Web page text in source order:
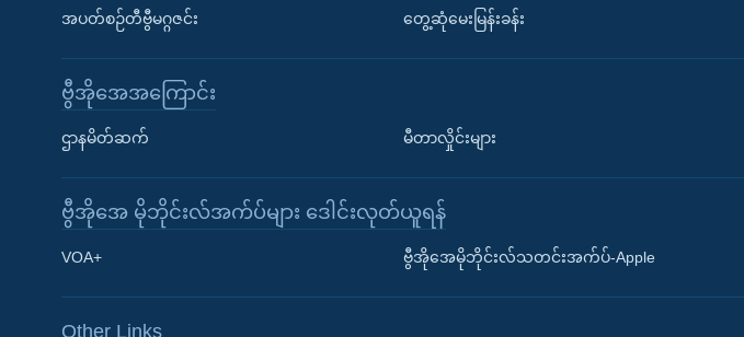
Learning English
အပတ်စဉ်တီဗွီမဂ္ဂဇင်း တွေ့ဆုံမေးမြန်းခန်း
ဗွီအိုအေအကြောင်း
ဌာနမိတ်ဆက် မီတာလှိုင်းများ
ဗွီအိုအေ မိုဘိုင်းလ်အက်ပ်များ ဒေါင်းလုတ်ယူရန်
VOA+ ဗွီအိုအေမိုဘိုင်းလ်သတင်းအက်ပ်-Apple
Other Links